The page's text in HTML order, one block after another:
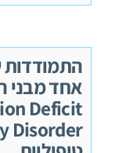
התמודדות
אחד מבני
Deficit